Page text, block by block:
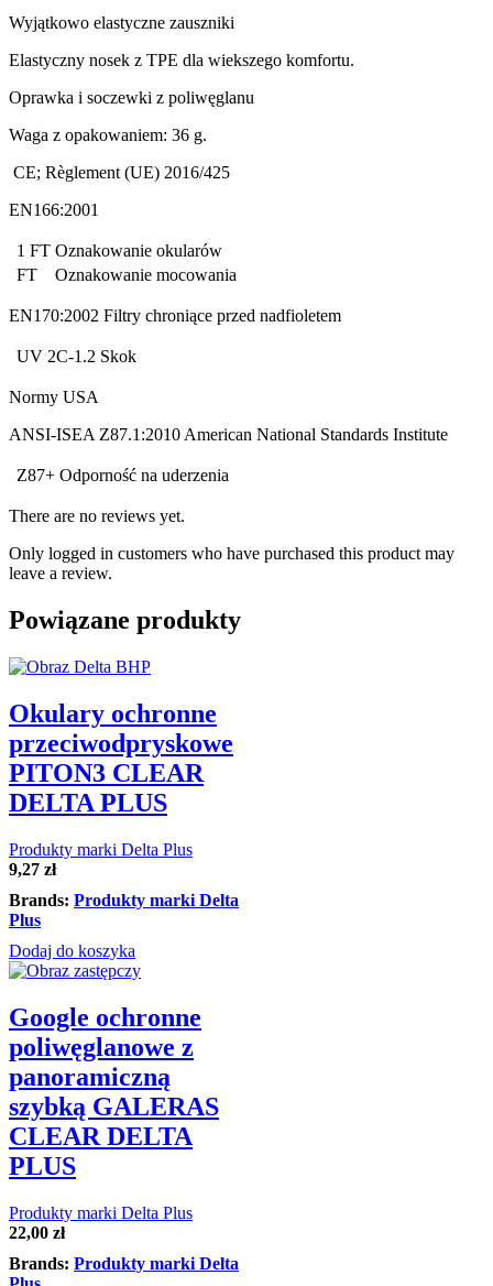
Wyjątkowo elastyczne zauszniki
Elastyczny nosek z TPE dla wiekszego komfortu.
Oprawka i soczewki z poliwęglanu
Waga z opakowaniem: 36 g.
CE; Règlement (UE) 2016/425
EN166:2001
1 FT Oznakowanie okularów
FT
Oznakowanie mocowania
EN170:2002 Filtry chroniące przed nadfioletem
UV 2C-1.2 Skok
Normy USA
ANSI-ISEA Z87.1:2010 American National Standards Institute
Z87+ Odporność na uderzenia
There are no reviews yet.
Only logged in customers who have purchased this product may
leave a review.
Powiązane produkty
Okulary ochronne
przeciwodpryskowe
PITON3 CLEAR
DELTA PLUS
Produkty marki Delta Plus
9,27 zł
Brands: Produkty marki Delta
Plus
Dodaj do koszyka
Google ochronne
poliwęglanowe z
panoramiczną
szybką GALERAS
CLEAR DELTA
PLUS
Produkty marki Delta Plus
22,00 zł
Brands: Produkty marki Delta